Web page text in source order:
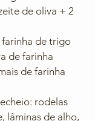
de oliva + 2
farinha de trigo
de farinha
de farinha
rodelas
lâminas de alho,